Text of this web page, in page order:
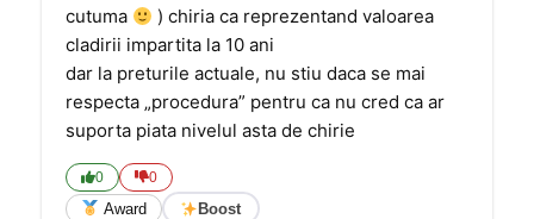
cutuma
) chiria ca reprezentand valoarea
cladirii impartita la 10 ani
dar la preturile actuale, nu stiu daca se mai
respecta „procedura” pentru ca nu cred ca ar
suporta piata nivelul asta de chirie
0 0
Award Boost